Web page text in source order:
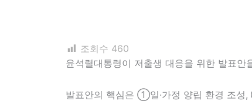
조회수 460
윤석렬대통령이 저출생 대응을 위한 발표안
발표안의 핵심은 ①일·가정 양립 환경 조성